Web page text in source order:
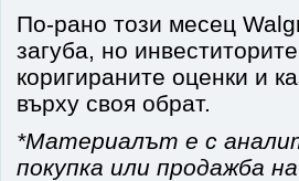
По-рано този месец
загуба, но
коригираните оценки и
върху своя обрат.
*Материалът е с
покупка или продажба